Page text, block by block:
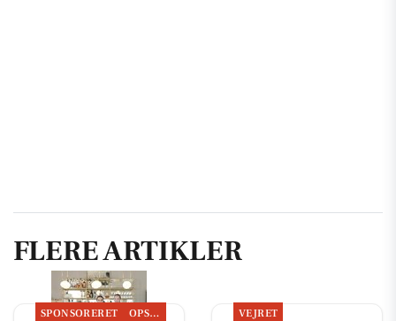
FLERE ARTIKLER
SPONSORERET OPSLAGSTAVLEN VEJRET